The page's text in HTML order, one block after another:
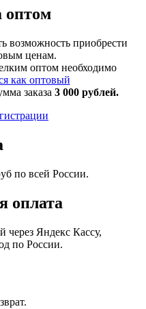
оптом
возможность приобрести
ценам.
оптом необходимо
как оптовый
заказа 3 000 рублей.
по всей России.
оплата
через Яндекс Кассу,
по России.